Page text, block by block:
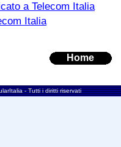
a Telecom Italia
Italia
Home
- Tutti i diritti riservati